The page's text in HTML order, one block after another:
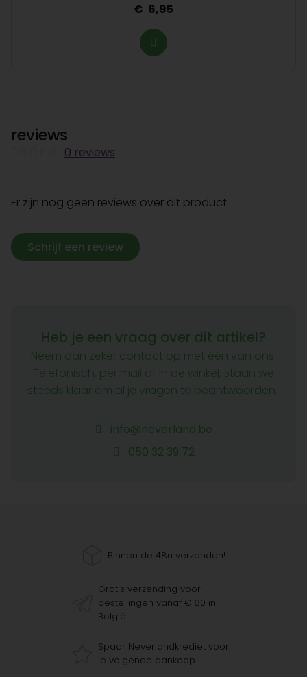
6,95
reviews
0 reviews
Er zijn nog geen reviews over dit product.
Schrijf een review
Heb je een vraag over dit artikel?
Neem dan zeker contact op met één van ons.
Telefonisch, per mail of in de winkel, staan we
steeds klaar om al je vragen te beantwoorden.
info@neverland.be
050 32 39 72
Binnen de 48u verzonden!
Gratis verzending voor
bestellingen vanaf € 60 in
België
Spaar Neverlandkrediet voor
je volgende aankoop